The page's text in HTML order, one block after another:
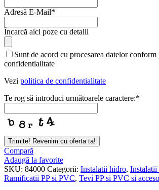
Adresă E-Mail*
Încarcă aici poze cu detalii
Contact
Email*
Sunt de acord cu procesarea datelor
confidentialitate
Vezi politica de confidentialitate
Te rog să introduci următoarele caractere:*
Trimite! Revenim cu oferta ta!
Compară
Adaugă la favorite
SKU: 84000 Categorii: Instalatii hidro, Instalatii
Ramificatii PP si PVC, Tevi PP si PVC si